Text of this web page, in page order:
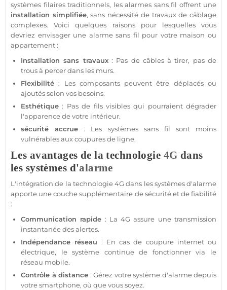
systèmes filaires traditionnels, les alarmes sans fil offrent une
installation simplifiée, sans nécessité de travaux de câblage
complexes. Voici quelques raisons pour lesquelles vous
devriez envisager une alarmesans fil pour votre maison ou
appartement:
Installation sans travaux: Pas de câbles à tirer, pas de
trous à percer dans les murs.
Flexibilité : Les composants peuvent être déplacés ou
ajoutés selon vos besoins.
Esthétique : Pas de fils visibles qui pourraient dégrader
l'apparence de votre intérieur.
sécurité accrue : Les systèmes sans fil sont moins
vulnérables aux coupures de ligne.
Les avantages de la technologie 4G dans
les systèmes d'alarme
L'intégration de la technologie4G dans les systèmes d'alarme
apporte une couche supplémentaire desécuritéet de fiabilité
:
Communication rapide : La4G assure unetransmission
instantanée des alertes.
Indépendance réseau : En cas de coupure internet ou
électrique, lesystème continue de fonctionner via le
réseau mobile.
Contrôle à distance : Gérez votresystème d'alarmedepuis
votresmartphone, où que vous soyez.